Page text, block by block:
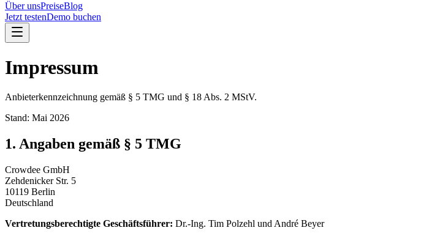
Über unsPreiseBlog
Jetzt testenDemo buchen
Impressum
Anbieterkennzeichnung gemäß § 5 TMG und § 18 Abs. 2 MStV.
Stand: Mai 2026
1. Angaben gemäß § 5 TMG
Crowdee GmbH
Zehdenicker Str. 5
10119 Berlin
Deutschland
Vertretungsberechtigte Geschäftsführer: Dr.-Ing. Tim Polzehl und André Beyer